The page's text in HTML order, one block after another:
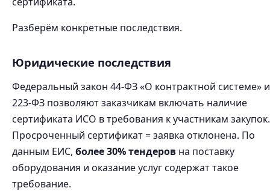
Разберём конкретные последствия.
Юридические последствия
Федеральный закон 44-ФЗ «О контрактной системе» и
223-ФЗ позволяют заказчикам включать наличие
сертификата ИСО в требования к участникам закупок.
Просроченный сертификат = заявка отклонена. По
данным ЕИС, более 30% тендеров на поставку
оборудования и оказание услуг содержат такое
требование.